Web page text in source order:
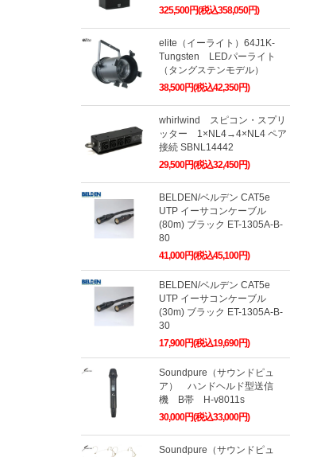
325,500円(税込358,050円)
elite（イーライト）64J1K-
Tungsten LEDパーライト
（タングステンモデル）
38,500円(税込42,350円)
whirlwind スピコン・スプリ
ッター 1×NL4→4×NL4 ペア
接続 SBNL14442
29,500円(税込32,450円)
BELDEN/ベルデン CAT5e
UTP イーサコンケーブル
(80m) ブラック ET-1305A-B-
80
41,000円(税込45,100円)
BELDEN/ベルデン CAT5e
UTP イーサコンケーブル
(30m) ブラック ET-1305A-B-
30
17,900円(税込19,690円)
Soundpure（サウンドピュ
ア） ハンドヘルド型送信
機 B帯 H-v8011s
30,000円(税込33,000円)
Soundpure（サウンドピュ